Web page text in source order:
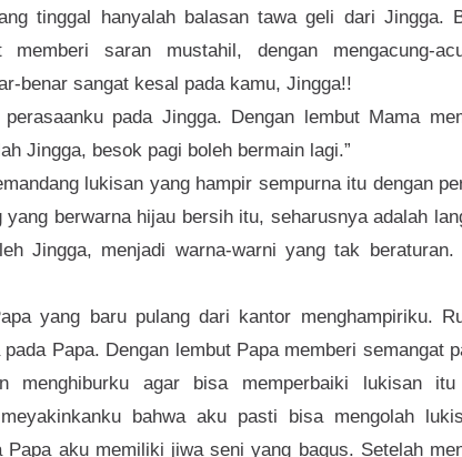
tinggal hanyalah balasan tawa geli dari Jingga.
saran mustahil, dengan mengacung-
benar sangat kesal pada kamu, Jingga!!
pada Jingga. Dengan lembut Mama
Jingga, besok pagi boleh bermain lagi.”
lukisan yang hampir sempurna itu dengan
berwarna hijau bersih itu, seharusnya adalah
Jingga, menjadi warna-warni yang tak beraturan.
yang baru pulang dari kantor menghampiriku.
Papa. Dengan lembut Papa memberi semangat
menghiburku agar bisa memperbaiki lukisan itu
bahwa aku pasti bisa mengolah
aku memiliki jiwa seni yang bagus. Setelah